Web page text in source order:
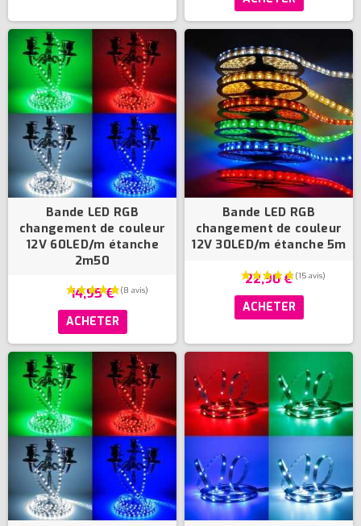
Bande LED RGB
changement de couleur
12V 60LED/m étanche
2m50
14,95 €
ACHETER
Bande LED RGB
changement de couleur
12V 30LED/m étanche 5m
22,90 €
ACHETER